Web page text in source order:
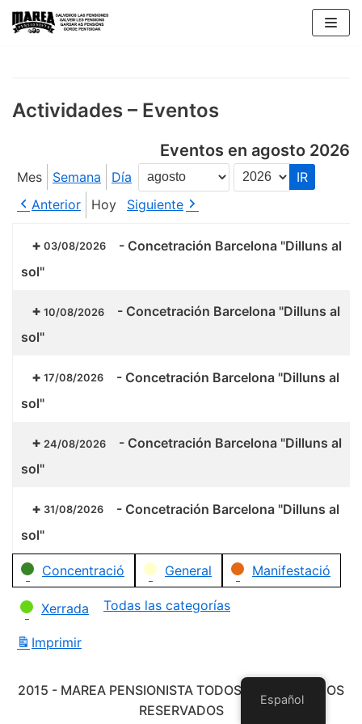
Saltar
Actividades – Eventos
Eventos en agosto 2026
Mes Semana Día
Mes
Año
Anterior
Hoy Siguiente
03/08/2026 - Concetración Barcelona "Dilluns al
sol"
10/08/2026 - Concetración Barcelona "Dilluns al
sol"
17/08/2026 - Concetración Barcelona "Dilluns al
sol"
24/08/2026 - Concetración Barcelona "Dilluns al
sol"
31/08/2026 - Concetración Barcelona "Dilluns al
sol"
Categorías
Concentració General Manifestació
Xerrada Todas las categorías
Imprimir
2015 - MAREA PENSIONISTA TODOS LOS DERECHOS
RESERVADOS
Español